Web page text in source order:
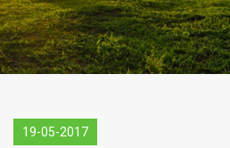
19-05-2017